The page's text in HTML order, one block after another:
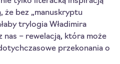
że bez „manuskryptu
trylogia Władimira
nas – rewelacją, która może
przekonania o